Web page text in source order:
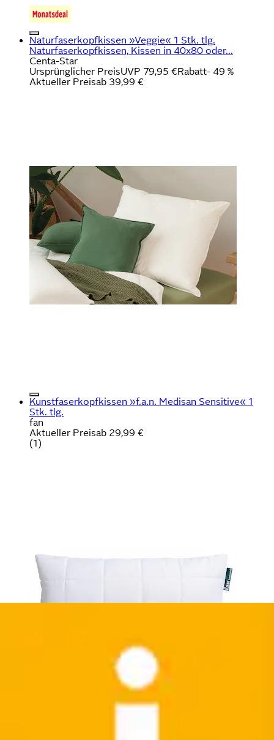
Naturfaserkopfkissen »Veggie« 1 Stk. tlg.
Naturfaserkopfkissen, Kissen in 40x80 oder...
Centa-Star
Ursprünglicher PreisUVP 79,95 €Rabatt- 49 %
Aktueller Preisab 39,99 €
Kunstfaserkopfkissen »f.a.n. Medisan Sensitive« 1
Stk. tlg.
fan
Aktueller Preisab 29,99 €
(1)